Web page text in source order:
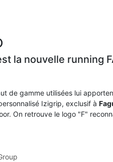
la nouvelle running
de gamme utilisées lui
Izigrip, exclusif à
On retrouve le logo "F"